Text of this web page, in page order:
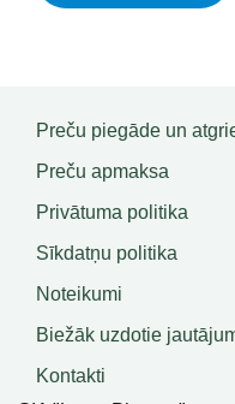
Preču piegāde un
Preču apmaksa
Privātuma politika
Sīkdatņu politika
Noteikumi
Biežāk uzdotie
Kontakti